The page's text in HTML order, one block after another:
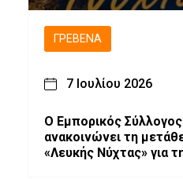
ΓΡΕΒΕΝΆ
7 Ιουλίου 2026
Ο Εμπορικός
ανακοινώνει τη
«Λευκής Νύχτας» για